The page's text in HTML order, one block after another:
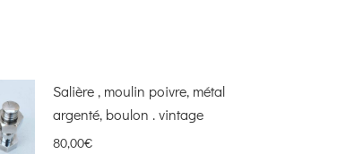
Salière , moulin poivre, métal
argenté, boulon . vintage
80,00€